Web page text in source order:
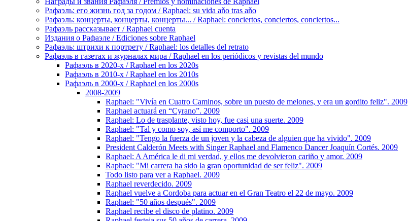
Рафаэль: его жизнь год за годом / Raphael: su vida aňo tras aňo
Рафаэль: концерты, концерты, концерты... / Raphael: conciertos, сonciertos, сonciertos...
Рафаэль рассказывает / Raphael cuenta
Издания о Рафаэле / Ediciones sobre Raphael
Рафаэль: штрихи к портрету / Raphael: los detalles del retrato
Рафаэль в газетах и журналах мира / Raphael en los periódicos y revistas del mundo
Рафаэль в 2020-х / Raphael en los 2020s
Рафаэль в 2010-х / Raphael en los 2010s
Рафаэль в 2000-х / Raphael en los 2000s
2008-2009
Raphael: "Vivía en Cuatro Caminos, sobre un puesto de melones, y era un gordito feliz". 2009
Raphael actuará en “Cyrano”. 2009
Raphael: Lo de trasplante, visto hoy, fue casi una suerte. 2009
Raphael: "Tal y como soy, así me comporto". 2009
Raphael: "Tengo la fuerza de un joven y la cabeza de alguien que ha vivido". 2009
President Calderón Meets with Singer Raphael and Flamenco Dancer Joaquín Cortés. 2009
Raphael: A América le di mi verdad, y ellos me devolvieron cariño y amor. 2009
Raphael: "Mi carrera ha sido la gran oportunidad de ser feliz". 2009
Todo listo para ver a Raphael. 2009
Raphael reverdecido. 2009
Raphael vuelve a Cordoba para actuar en el Gran Teatro el 22 de mayo. 2009
Raphael: "50 años después". 2009
Raphael recibe el disco de platino. 2009